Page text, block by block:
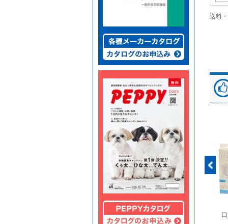
送料
◆劇)ｲｿﾌﾙﾗﾝ吸入麻酔
ペピイマジカルシーツ